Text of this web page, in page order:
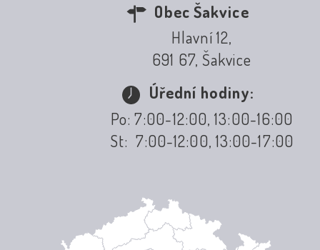
Obec Šakvice
Hlavní 12,
691 67, Šakvice
Úřední hodiny:
Po: 7:00-12:00, 13:00-16:00
St: 7:00-12:00, 13:00-17:00